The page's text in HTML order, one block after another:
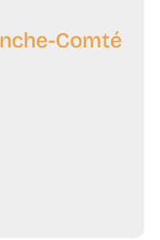
Comté